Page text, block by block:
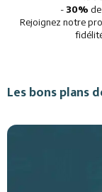
- 30%
Rejoignez notre
Les bons plans